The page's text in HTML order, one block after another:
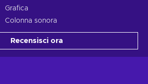
Grafica
Colonna sonora
Recensisci ora